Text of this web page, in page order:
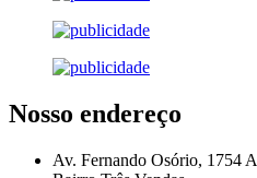
Nosso endereço
Av. Fernando Osório, 1754 A